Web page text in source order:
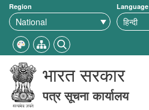
Region Language
भारत सरकार
पत्र सूचना कार्यालय